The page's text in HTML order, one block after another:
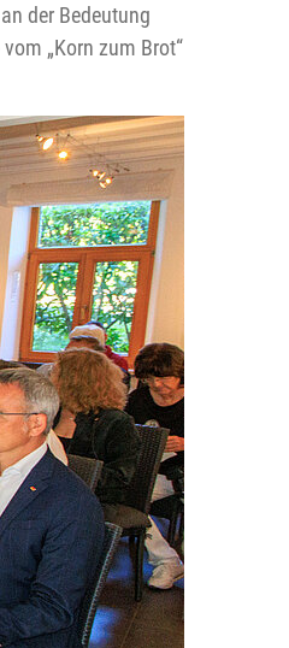
der Bedeutung
„Korn zum Brot“